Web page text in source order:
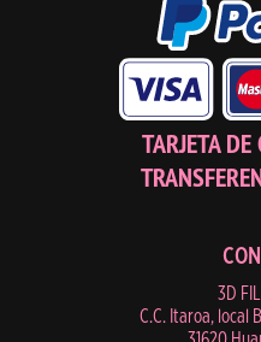
TARJETA
3D
C.C. Itaroa, local